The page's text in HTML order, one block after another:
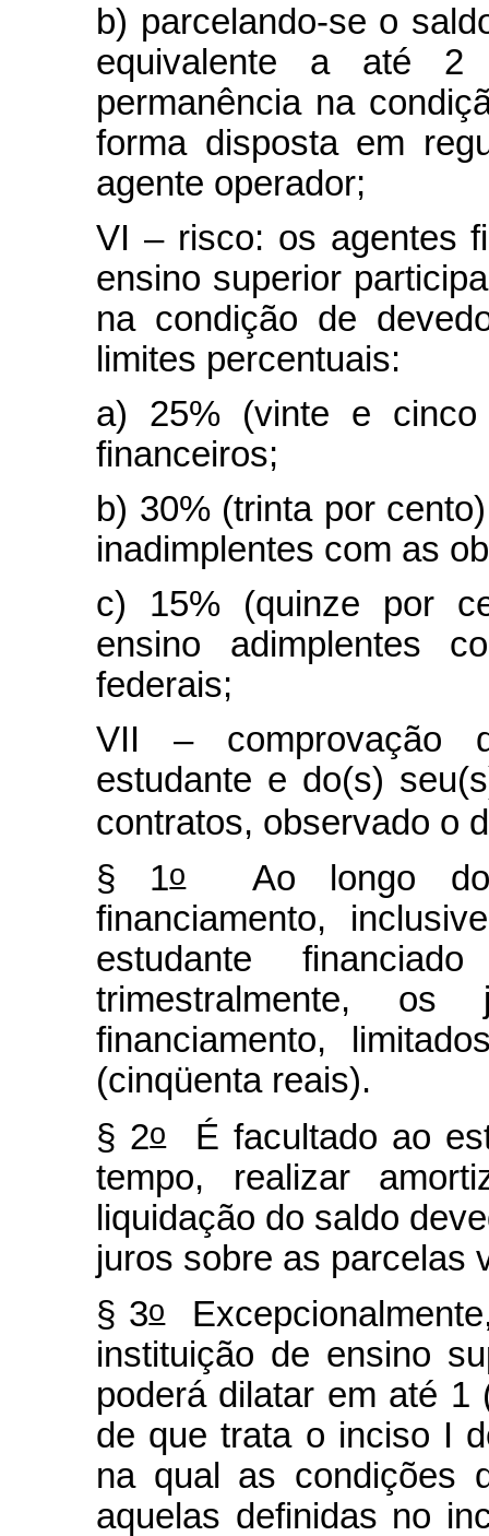
b) parcelando-se o
equivalente a até
permanência na
forma disposta em
agente operador;
VI – risco: os agentes
ensino superior
na condição de
limites percentuais:
a) 25% (vinte e
financeiros;
b) 30% (trinta por
inadimplentes com as
c) 15% (quinze por
ensino adimplentes
federais;
VII – comprovação
estudante e do(s)
contratos, observado o
§ 1oAo longo do
financiamento,
estudante
trimestralmente,
financiamento,
(cinqüenta reais).
§ 2oÉ facultado ao
tempo, realizar
liquidação do saldo
juros sobre as parcelas
§ 3o
instituição de ensino
poderá dilatar em até
de que trata o inciso I
na qual as condições
aquelas definidas no